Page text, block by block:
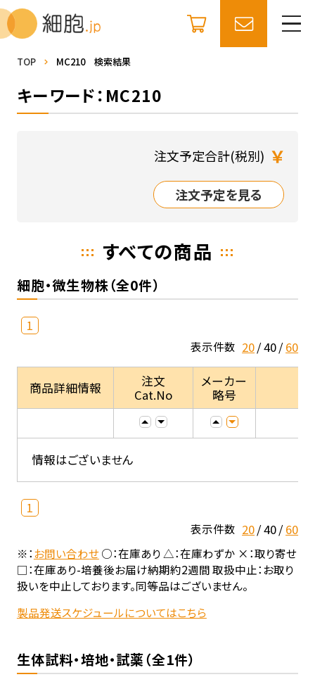
TOP MC210 検索結果
キーワード：MC210
注文予定合計(税別) ￥
注文予定を見る
すべての商品
細胞・微生物株（全0件）
1
表示件数 20 40 60
商品詳細情報
注文
Cat.No
メーカー
略号
情報はございません
1
表示件数 20 40 60
※：お問い合わせ○：在庫あり △：在庫わずか ×：取り寄せ
□：在庫あり-培養後お届け納期約2週間 取扱中止：お取り
扱いを中止しております。同等品はございません。
製品発送スケジュールについてはこちら
生体試料・培地・試薬（全1件）